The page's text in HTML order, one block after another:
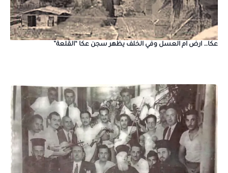
عكا… ارض ام العسل وفي الخلف يظهر سجن عكا “القلعة”